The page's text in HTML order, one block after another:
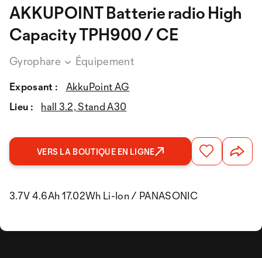
AKKUPOINT Batterie radio High
Capacity TPH900 / CE
Gyrophare Équipement
Exposant :
AkkuPoint AG
Lieu :
hall 3.2, Stand A30
VERS LA BOUTIQUE EN LIGNE
3.7V 4.6Ah 17.02Wh Li-Ion / PANASONIC